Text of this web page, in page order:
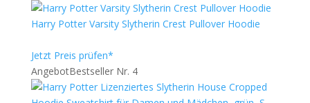
Harry Potter Varsity Slytherin Crest Pullover Hoodie
Jetzt Preis prüfen*
AngebotBestseller Nr. 4